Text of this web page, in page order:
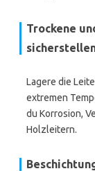
Trockene
Lagere die
extremen
du Korrosion,
Holzleitern.